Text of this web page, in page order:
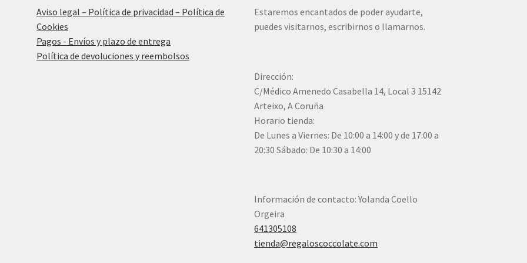
Aviso legal – Política de privacidad – Política de
Cookies
Pagos - Envíos y plazo de entrega
Política de devoluciones y reembolsos
Estaremos encantados de poder ayudarte,
puedes visitarnos, escribirnos o llamarnos.
Dirección:
C/Médico Amenedo Casabella 14, Local 3 15142
Arteixo, A Coruña
Horario tienda:
De Lunes a Viernes: De 10:00 a 14:00 y de 17:00 a
20:30 Sábado: De 10:30 a 14:00
Información de contacto: Yolanda Coello
Orgeira
641305108
tienda@regaloscoccolate.com